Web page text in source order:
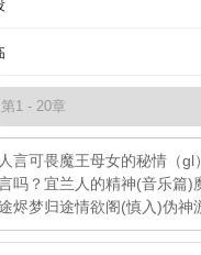
言可畏魔王母女的秘情（gl）
吗？宜兰人的精神(音乐篇)
烬梦归途情欲阁(慎入)伪神